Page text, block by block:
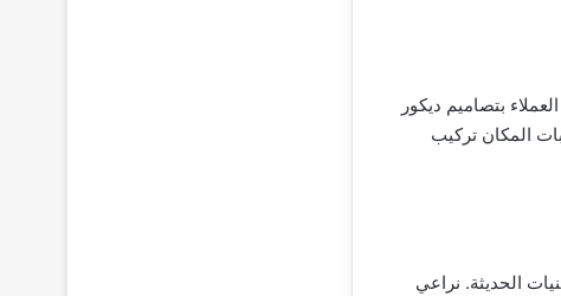
بتصاميم ديكور
المكان تركيب
الحديثة. نراعي